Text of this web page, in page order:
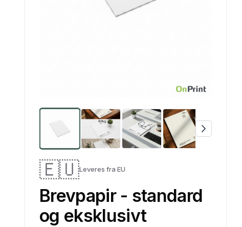
🇪🇺Leveres fra EU
Brevpapir - standard
og eksklusivt